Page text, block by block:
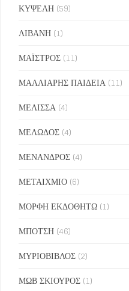
ΚΥΨΕΛΗ (59)
ΛΙΒΑΝΗ (1)
ΜΑΪΣΤΡΟΣ (11)
ΜΑΛΛΙΑΡΗΣ ΠΑΙΔΕΙΑ (11)
ΜΕΛΙΣΣΑ (4)
ΜΕΛΩΔΟΣ (4)
ΜΕΝΑΝΔΡΟΣ (4)
ΜΕΤΑΙΧΜΙΟ (6)
ΜΟΡΦΗ ΕΚΔΟΘΗΤΩ (1)
ΜΠΟΤΣΗ (46)
ΜΥΡΙΟΒΙΒΛΟΣ (2)
ΜΩΒ ΣΚΙΟΥΡΟΣ (1)